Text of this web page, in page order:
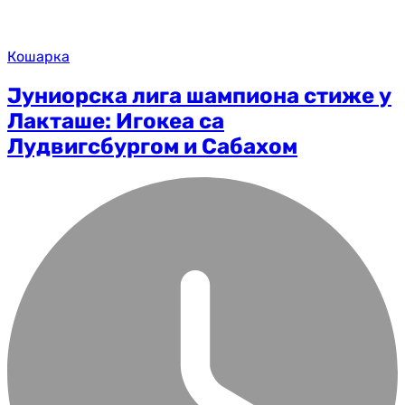
Кошарка
Јуниорска лига шампиона стиже у
Лакташе: Игокеа са
Лудвигсбургом и Сабахом